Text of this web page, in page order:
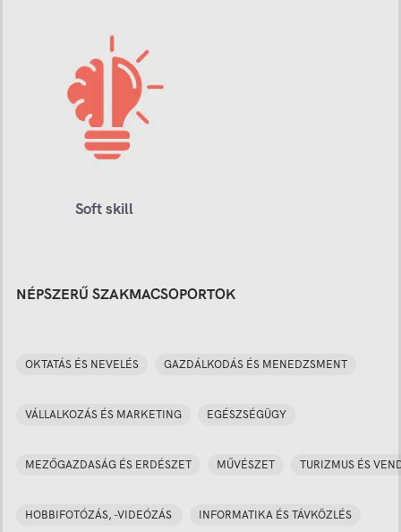
Soft skill
NÉPSZERŰ SZAKMACSOPORTOK
OKTATÁS ÉS NEVELÉS GAZDÁLKODÁS ÉS MENEDZSMENT
VÁLLALKOZÁS ÉS MARKETING EGÉSZSÉGÜGY
MEZŐGAZDASÁG ÉS ERDÉSZET MŰVÉSZET TURIZMUS ÉS
HOBBIFOTÓZÁS, -VIDEÓZÁS INFORMATIKA ÉS TÁVKÖZLÉS